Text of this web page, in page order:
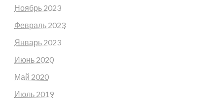
Ноябрь 2023
Февраль 2023
Январь 2023
Июнь 2020
Май 2020
Июль 2019